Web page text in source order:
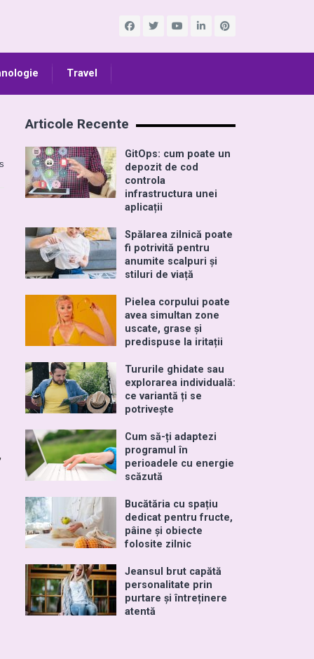
Travel
Articole Recente
GitOps: cum poate un
depozit de cod
controla
infrastructura unei
aplicații
Spălarea zilnică poate
fi potrivită pentru
anumite scalpuri și
stiluri de viață
Pielea corpului poate
avea simultan zone
uscate, grase și
predispuse la iritații
Tururile ghidate sau
explorarea individuală:
ce variantă ți se
potrivește
Cum să-ți adaptezi
programul în
perioadele cu energie
scăzută
Bucătăria cu spațiu
dedicat pentru fructe,
pâine și obiecte
folosite zilnic
Jeansul brut capătă
personalitate prin
purtare și întreținere
atentă